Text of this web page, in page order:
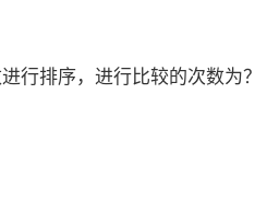
行排序，进行比较的次数为？